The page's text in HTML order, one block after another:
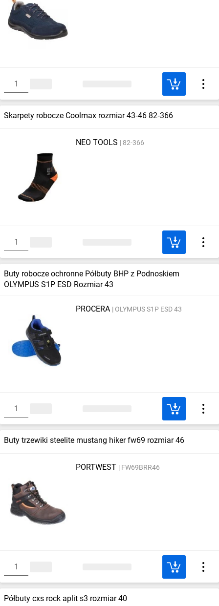
Skarpety robocze Coolmax rozmiar 43‑46 82‑366
NEO TOOLS 82-366
Buty robocze ochronne Półbuty BHP z Podnoskiem
OLYMPUS S1P ESD Rozmiar 43
PROCERA OLYMPUS S1P ESD 43
Buty trzewiki steelite mustang hiker fw69 rozmiar 46
PORTWEST FW69BRR46
Półbuty cxs rock aplit s3 rozmiar 40